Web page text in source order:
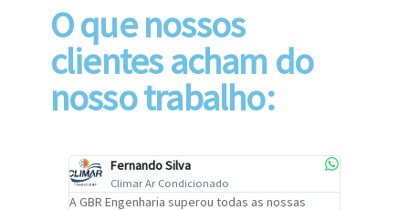
O que nossos
clientes acham do
nosso trabalho:
Fernando Silva
Climar Ar Condicionado
A GBR Engenharia superou todas as nossas